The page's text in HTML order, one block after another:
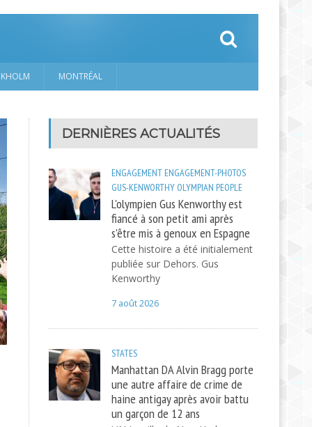
MONTRÉAL
DERNIÈRES ACTUALITÉS
ENGAGEMENT ENGAGEMENT-PHOTOS
GUS-KENWORTHY OLYMPIAN PEOPLE
L'olympien Gus Kenworthy est
fiancé à son petit ami après
s'être mis à genoux en Espagne
Cette histoire a été initialement
publiée sur Dehors. Gus
Kenworthy
7 août 2026
STATES
Manhattan DA Alvin Bragg porte
une autre affaire de crime de
haine antigay après avoir battu
un garçon de 12 ans